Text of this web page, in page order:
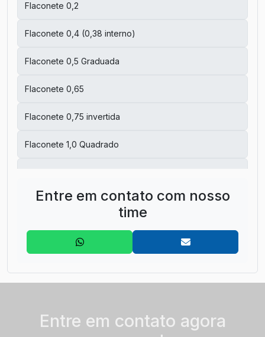
Flaconete 0,2
Flaconete 0,4 (0,38 interno)
Flaconete 0,5 Graduada
Flaconete 0,65
Flaconete 0,75 invertida
Flaconete 1,0 Quadrado
Flaconete 1,5 Falsa (1,5 externo/1,0 interno)
Flaconete 1,5 Quadrado
Flaconete 2,0 (1,7 externo / 1,6 interno)
Entre em contato com nosso
time
Entre em contato agora